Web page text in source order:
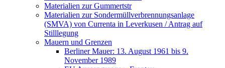
Materialien zur Gummertstr
Materialien zur Sondermüllverbrennungsanlage
(SMVA) von Currenta in Leverkusen / Antrag auf
Stilllegung
Mauern und Grenzen
Berliner Mauer: 13. August 1961 bis 9.
November 1989